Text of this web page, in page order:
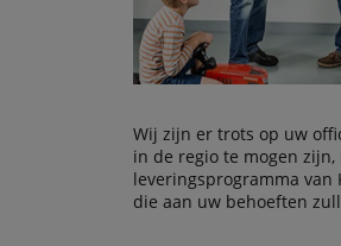
Wij zijn er trots op uw
in de regio te mogen
leveringsprogramma van
die aan uw behoeften